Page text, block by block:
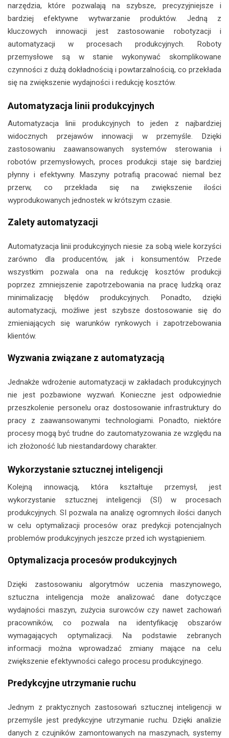
narzędzia, które pozwalają na szybsze, precyzyjniejsze i
bardziej efektywne wytwarzanie produktów. Jedną z
kluczowych innowacji jest zastosowanie robotyzacji i
automatyzacji w procesach produkcyjnych. Roboty
przemysłowe są w stanie wykonywać skomplikowane
czynności z dużą dokładnością i powtarzalnością, co przekłada
się na zwiększenie wydajności i redukcję kosztów.
Automatyzacja linii produkcyjnych
Automatyzacja linii produkcyjnych to jeden z najbardziej
widocznych przejawów innowacji w przemyśle. Dzięki
zastosowaniu zaawansowanych systemów sterowania i
robotów przemysłowych, proces produkcji staje się bardziej
płynny i efektywny. Maszyny potrafią pracować niemal bez
przerw, co przekłada się na zwiększenie ilości
wyprodukowanych jednostek w krótszym czasie.
Zalety automatyzacji
Automatyzacja linii produkcyjnych niesie za sobą wiele korzyści
zarówno dla producentów, jak i konsumentów. Przede
wszystkim pozwala ona na redukcję kosztów produkcji
poprzez zmniejszenie zapotrzebowania na pracę ludzką oraz
minimalizację błędów produkcyjnych. Ponadto, dzięki
automatyzacji, możliwe jest szybsze dostosowanie się do
zmieniających się warunków rynkowych i zapotrzebowania
klientów.
Wyzwania związane z automatyzacją
Jednakże wdrożenie automatyzacji w zakładach produkcyjnych
nie jest pozbawione wyzwań. Konieczne jest odpowiednie
przeszkolenie personelu oraz dostosowanie infrastruktury do
pracy z zaawansowanymi technologiami. Ponadto, niektóre
procesy mogą być trudne do zautomatyzowania ze względu na
ich złożoność lub niestandardowy charakter.
Wykorzystanie sztucznej inteligencji
Kolejną innowacją, która kształtuje przemysł, jest
wykorzystanie sztucznej inteligencji (SI) w procesach
produkcyjnych. SI pozwala na analizę ogromnych ilości danych
w celu optymalizacji procesów oraz predykcji potencjalnych
problemów produkcyjnych jeszcze przed ich wystąpieniem.
Optymalizacja procesów produkcyjnych
Dzięki zastosowaniu algorytmów uczenia maszynowego,
sztuczna inteligencja może analizować dane dotyczące
wydajności maszyn, zużycia surowców czy nawet zachowań
pracowników, co pozwala na identyfikację obszarów
wymagających optymalizacji. Na podstawie zebranych
informacji można wprowadzać zmiany mające na celu
zwiększenie efektywności całego procesu produkcyjnego.
Predykcyjne utrzymanie ruchu
Jednym z praktycznych zastosowań sztucznej inteligencji w
przemyśle jest predykcyjne utrzymanie ruchu. Dzięki analizie
danych z czujników zamontowanych na maszynach, systemy